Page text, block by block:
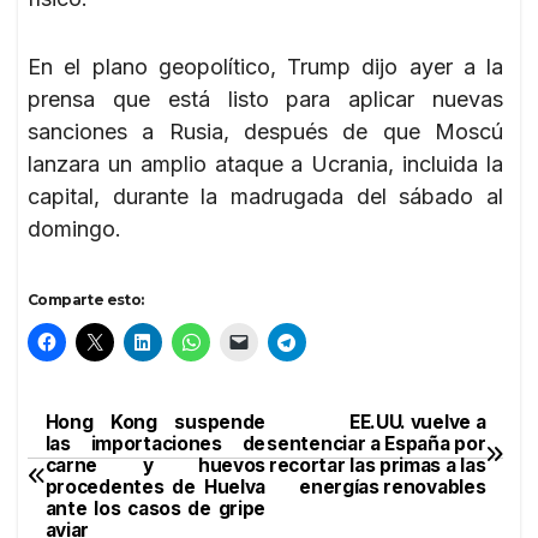
En el plano geopolítico, Trump dijo ayer a la
prensa que está listo para aplicar nuevas
sanciones a Rusia, después de que Moscú
lanzara un amplio ataque a Ucrania, incluida la
capital, durante la madrugada del sábado al
domingo.
Comparte esto:
Navegación
de
EE.UU. vuelve a
sentenciar a España por
recortar las primas a las
energías renovables
Hong Kong suspende
las importaciones de
carne y huevos
procedentes de Huelva
ante los casos de gripe
aviar